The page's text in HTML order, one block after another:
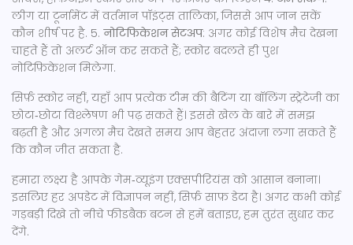
लीग या टूर्नामेंट में वर्तमान पॉइंट्स तालिका, जिससे आप जान सकें
कौन शीर्ष पर है. 5. नोटिफिकेशन सेटअप: अगर कोई विशेष मैच देखना
चाहते हैं तो अलर्ट ऑन कर सकते हैं; स्कोर बदलते ही पुश
नोटिफ़िकेशन मिलेगा.
सिर्फ़ स्कोर नहीं, यहाँ आप प्रत्येक टीम की बैटिंग या बॉलिंग स्ट्रेटेजी का
छोटा‑छोटा विश्लेषण भी पढ़ सकते हैं। इससे खेल के बारे में समझ
बढ़ती है और अगला मैच देखते समय आप बेहतर अंदाज़ा लगा सकते हैं
कि कौन जीत सकता है.
हमारा लक्ष्य है आपके गेम‑व्यूइंग एक्सपीरियंस को आसान बनाना।
इसलिए हर अपडेट में विज्ञापन नहीं, सिर्फ़ साफ़ डेटा है। अगर कभी कोई
गड़बड़ी दिखे तो नीचे फीडबैक बटन से हमें बताइए, हम तुरंत सुधार कर
देंगे.